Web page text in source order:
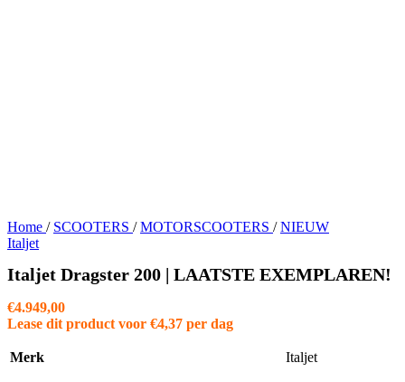
Home / SCOOTERS / MOTORSCOOTERS / NIEUW
Italjet
Italjet Dragster 200 | LAATSTE EXEMPLAREN!
€4.949,00
Lease dit product voor €4,37 per dag
Merk Italjet